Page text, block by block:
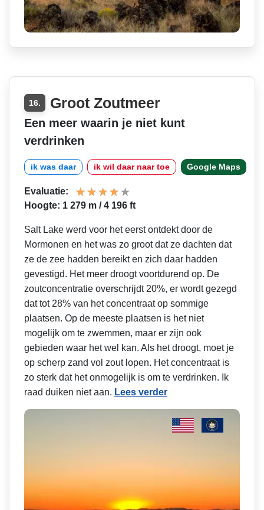
16. Groot Zoutmeer
Een meer waarin je niet kunt
verdrinken
ik was daar ik wil daar naar toe Google Maps
Evaluatie:
Hoogte: 1 279 m / 4 196 ft
Salt Lake werd voor het eerst ontdekt door de
Mormonen en het was zo groot dat ze dachten dat
ze de zee hadden bereikt en zich daar hadden
gevestigd. Het meer droogt voortdurend op. De
zoutconcentratie overschrijdt 20%, er wordt gezegd
dat tot 28% van het concentraat op sommige
plaatsen. Op de meeste plaatsen is het niet
mogelijk om te zwemmen, maar er zijn ook
gebieden waar het wel kan. Als het droogt, moet je
op scherp zand vol zout lopen. Het concentraat is
zo sterk dat het onmogelijk is om te verdrinken. Ik
raad duiken niet aan. Lees verder